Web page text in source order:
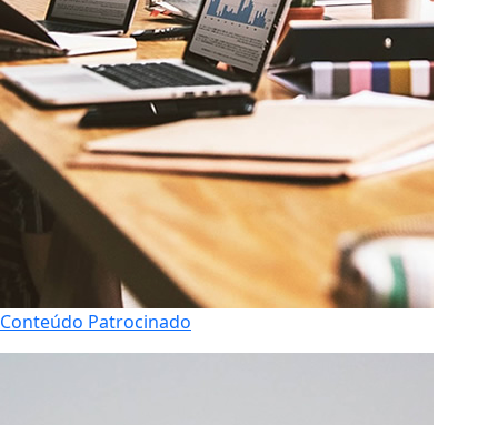
Conteúdo Patrocinado